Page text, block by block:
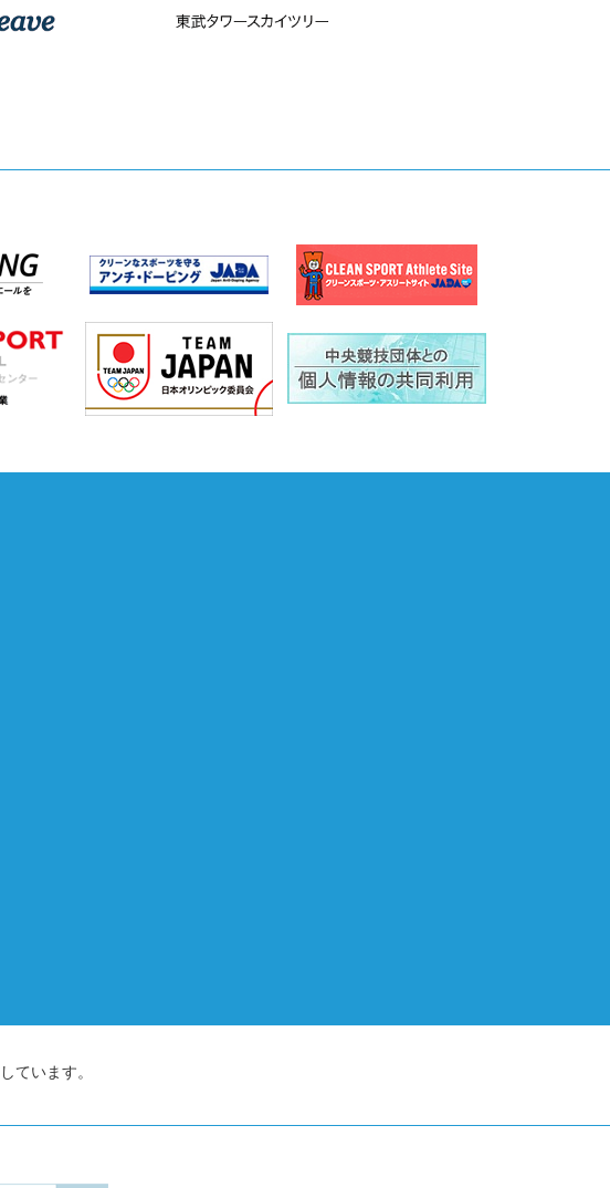
ています。